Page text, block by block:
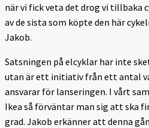
när vi fick veta det drog vi tillbaka
av de sista som köpte den här
Jakob.
Satsningen på elcyklar har inte
utan är ett initiativ från ett antal
ansvarar för lanseringen. I vårt
Ikea så förväntar man sig att ska
grad. Jakob erkänner att denna